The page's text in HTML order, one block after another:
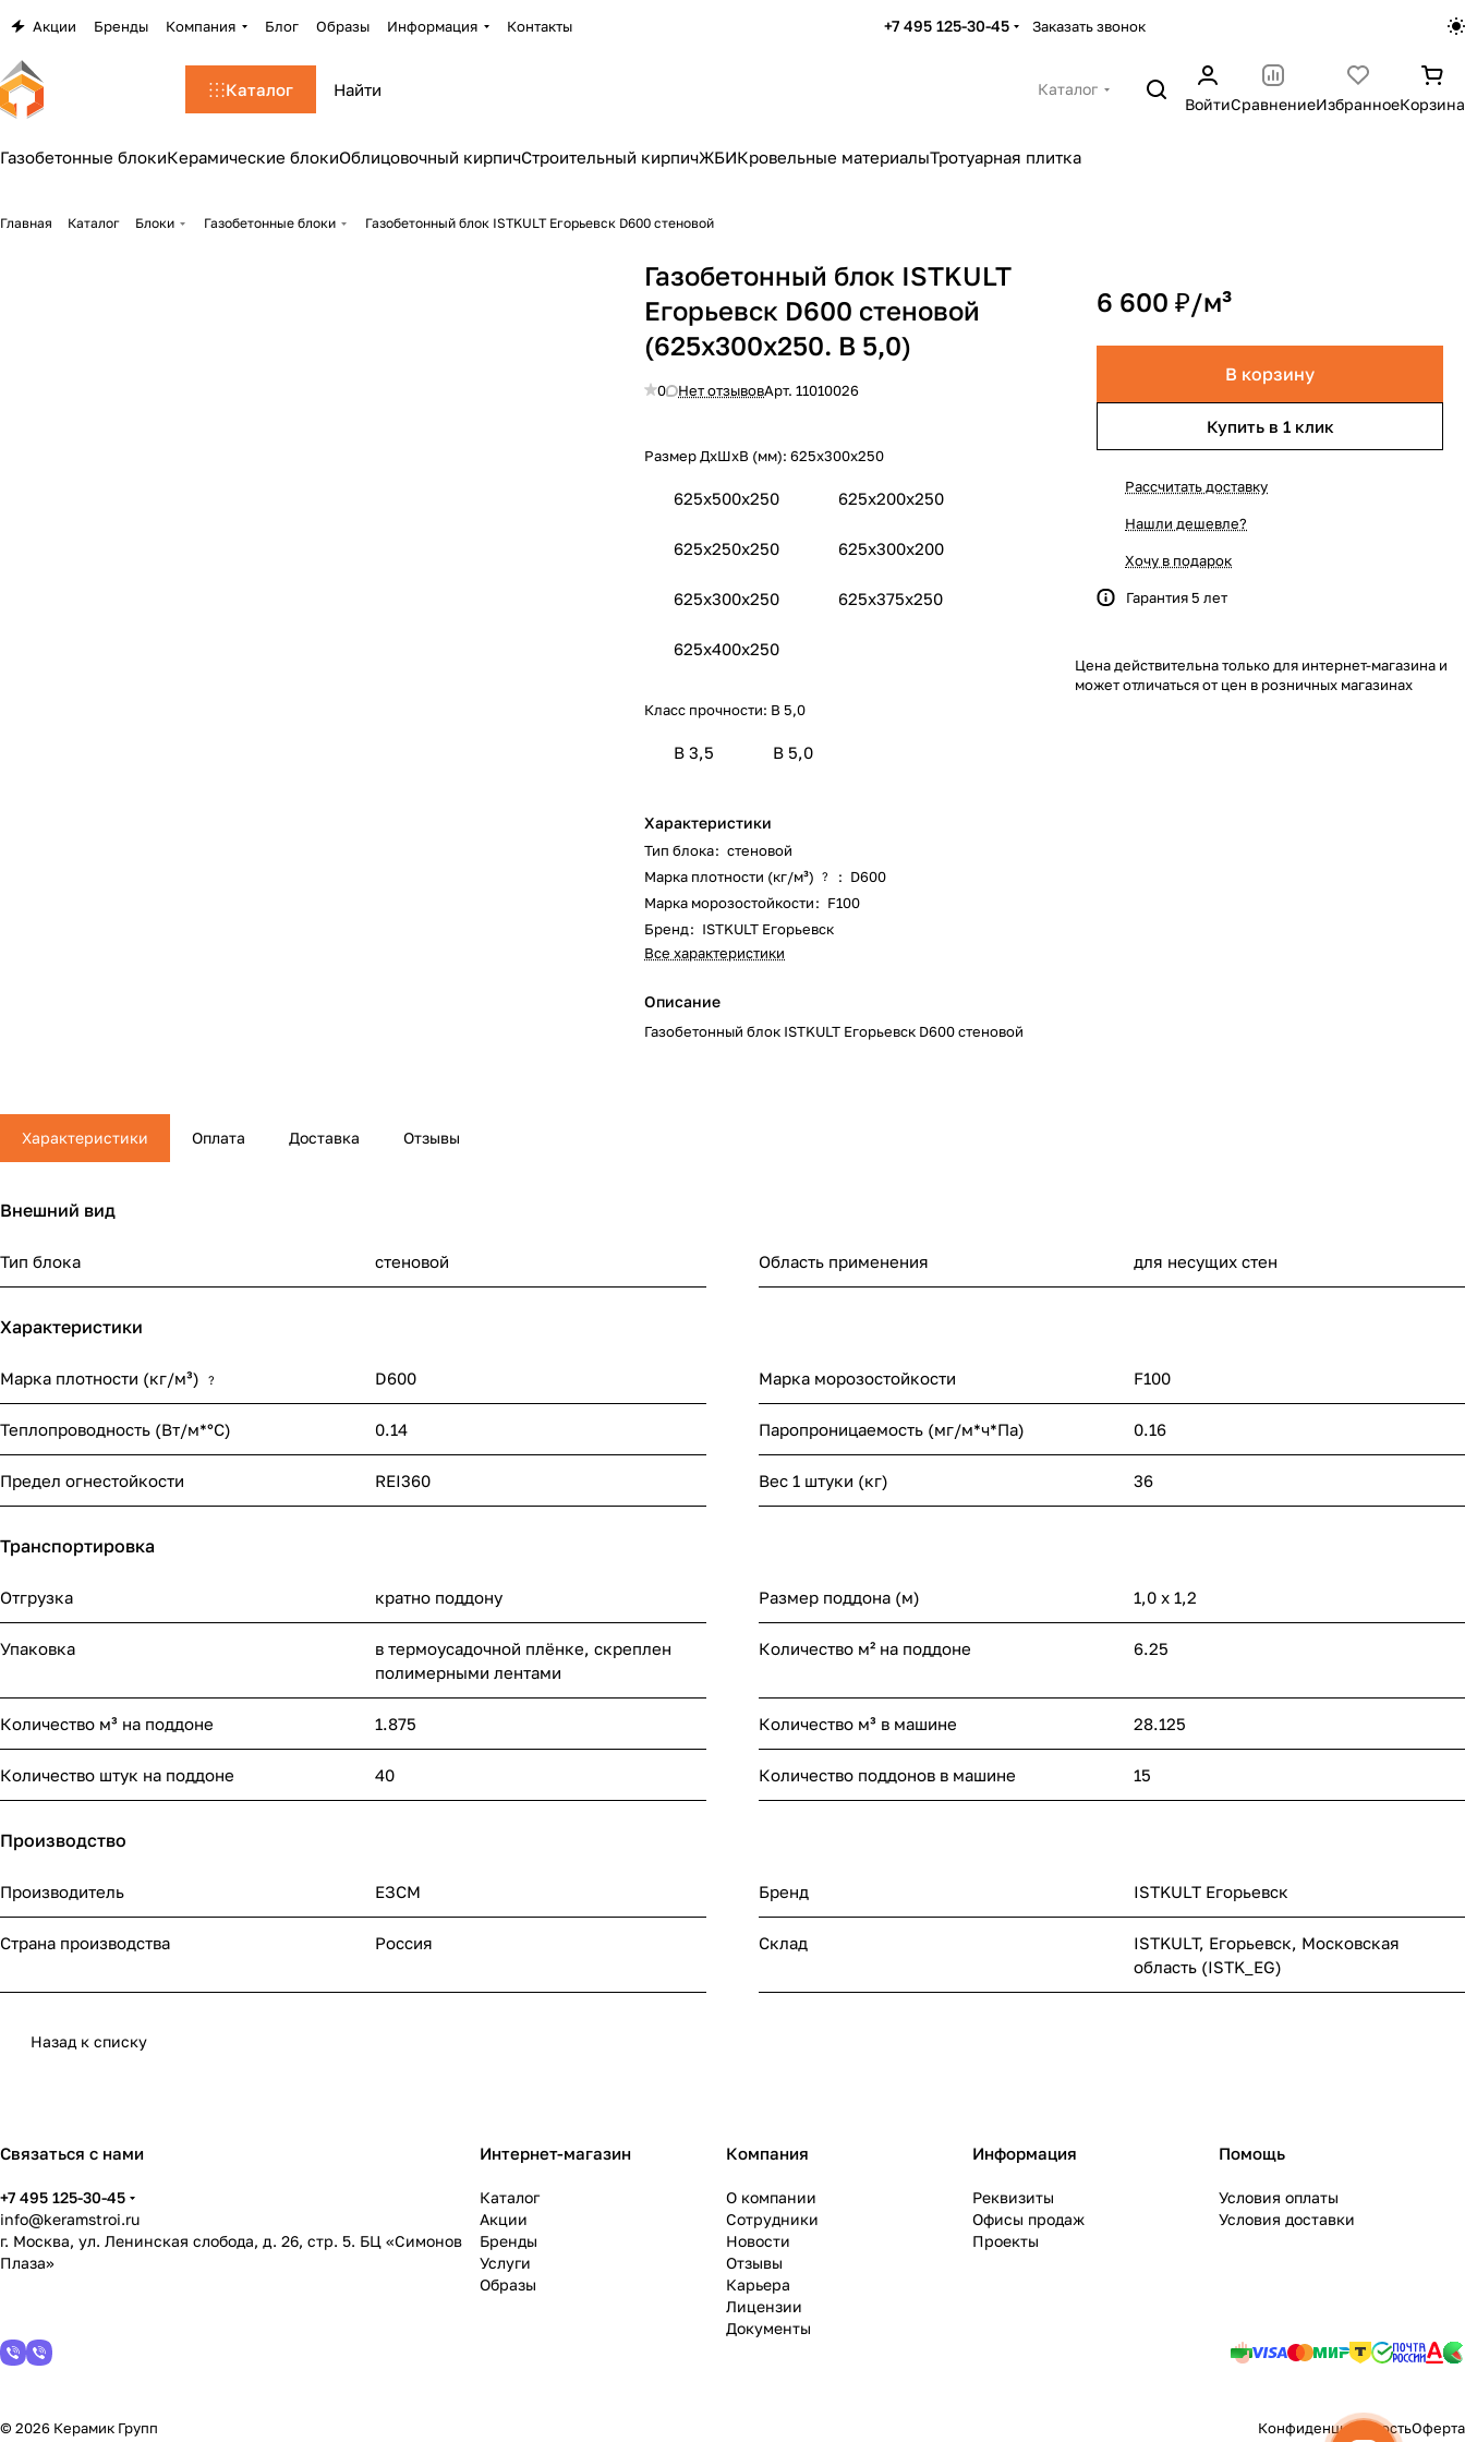
Акции Бренды Компания Блог Образы Информация Контакты +7 495 125-30-45 Заказать звонок
Каталог
Каталог
ВойтиСравнениеИзбранноеКорзина
Газобетонные блокиКерамические блокиОблицовочный кирпичСтроительный кирпичЖБИКровельные материалыТротуарная плитка
Главная Каталог Блоки Газобетонные блоки Газобетонный блок ISTKULT Егорьевск D600 стеновой
Газобетонный блок ISTKULT
Егорьевск D600 стеновой
(625x300x250. B 5,0)
0 Нет отзывовАрт.11010026
Размер ДхШхВ (мм):625x300x250
625x500x250 625x200x250
625x250x250 625x300х200
625x300x250 625x375x250
625x400x250
Класс прочности: B 5,0
B 3,5 B 5,0
Характеристики
Тип блока: стеновой
Марка плотности (кг/м³)
? : D600
Марка морозостойкости: F100
Бренд: ISTKULT Егорьевск
Все характеристики
Описание
Газобетонный блок ISTKULT Егорьевск D600 стеновой
6 600 ₽/м³
В корзину
Купить в 1 клик
Рассчитать доставку
Нашли дешевле?
Хочу в подарок
Гарантия 5 лет
Цена действительна только для интернет-магазина и
может отличаться от цен в розничных магазинах
Характеристики Оплата Доставка Отзывы
Внешний вид
Тип блока стеновой Область применения для несущих стен
Характеристики
Марка плотности (кг/м³) ? D600 Марка морозостойкости F100
Теплопроводность (Вт/м*°С) 0.14 Паропроницаемость (мг/м*ч*Па) 0.16
Предел огнестойкости REI360 Вес 1 штуки (кг) 36
Транспортировка
Отгрузка кратно поддону Размер поддона (м) 1,0 х 1,2
Упаковка
в термоусадочной плёнке, скреплен
полимерными лентами
Количество м² на поддоне 6.25
Количество м³ на поддоне 1.875 Количество м³ в машине 28.125
Количество штук на поддоне 40 Количество поддонов в машине 15
Производство
Производитель ЕЗСМ Бренд ISTKULT Егорьевск
Страна производства Россия Склад
ISTKULT, Егорьевск, Московская
область (ISTK_EG)
Назад к списку
Связаться с нами
+7 495 125-30-45
info@keramstroi.ru
г. Москва, ул. Ленинская слобода, д. 26, стр. 5. БЦ «Симонов
Плаза»
Интернет-магазин
Каталог
Акции
Бренды
Услуги
Образы
Компания
О компании
Сотрудники
Новости
Отзывы
Карьера
Лицензии
Документы
Информация
Реквизиты
Офисы продаж
Проекты
Помощь
Условия оплаты
Условия доставки
© 2026 Керамик Групп КонфиденциальностьОферта